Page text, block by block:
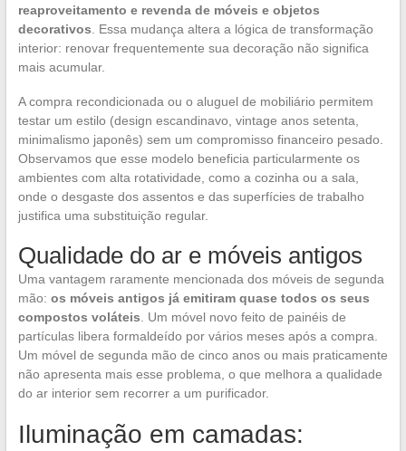
reaproveitamento e revenda de móveis e objetos
decorativos. Essa mudança altera a lógica de transformação
interior: renovar frequentemente sua decoração não significa
mais acumular.
A compra recondicionada ou o aluguel de mobiliário permitem
testar um estilo (design escandinavo, vintage anos setenta,
minimalismo japonês) sem um compromisso financeiro pesado.
Observamos que esse modelo beneficia particularmente os
ambientes com alta rotatividade, como a cozinha ou a sala,
onde o desgaste dos assentos e das superfícies de trabalho
justifica uma substituição regular.
Qualidade do ar e móveis antigos
Uma vantagem raramente mencionada dos móveis de segunda
mão: os móveis antigos já emitiram quase todos os seus
compostos voláteis. Um móvel novo feito de painéis de
partículas libera formaldeído por vários meses após a compra.
Um móvel de segunda mão de cinco anos ou mais praticamente
não apresenta mais esse problema, o que melhora a qualidade
do ar interior sem recorrer a um purificador.
Iluminação em camadas: